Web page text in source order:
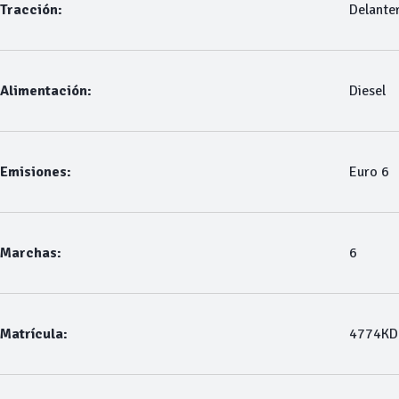
Tracción:
Alimentación: Diesel
Emisiones: Euro 6
Marchas: 6
Matrícula: